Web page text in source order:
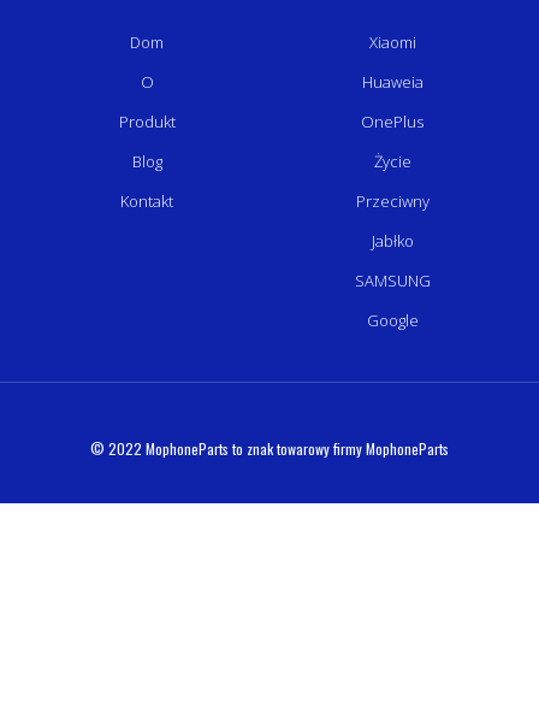
Dom
O
Produkt
Blog
Kontakt
Xiaomi
Huaweia
OnePlus
Życie
Przeciwny
Jabłko
SAMSUNG
Google
© 2022 MophoneParts to znak towarowy firmy MophoneParts